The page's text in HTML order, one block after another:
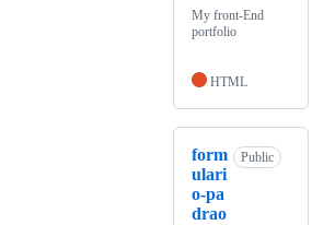
My front-End
portfolio
HTML
form
ulari
o-pa
drao
Public